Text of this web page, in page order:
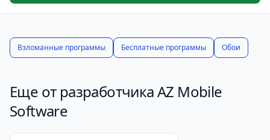
успокаивает!
прекрасный мир жидких обоев!
Взломанные программы Бесплатные программы Обои
Еще от разработчика AZ Mobile
Software